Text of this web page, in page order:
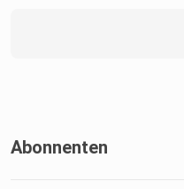
Abonnenten